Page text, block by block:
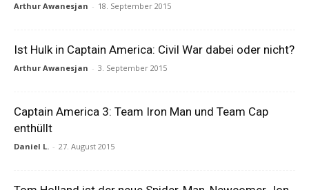
Arthur Awanesjan - 18. September 2015
Ist Hulk in Captain America: Civil War dabei oder nicht?
Arthur Awanesjan - 3. September 2015
Captain America 3: Team Iron Man und Team Cap
enthüllt
Daniel L. - 27. August 2015